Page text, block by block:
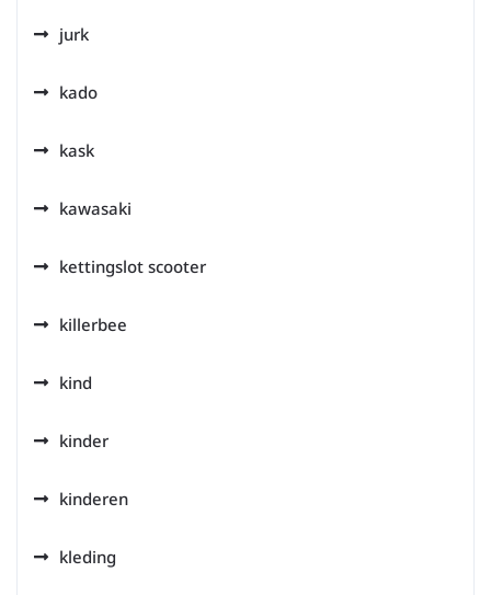
jurk
kado
kask
kawasaki
kettingslot scooter
killerbee
kind
kinder
kinderen
kleding